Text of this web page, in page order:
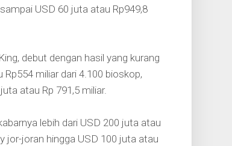
USD 60 juta atau Rp949,8
debut dengan hasil yang kurang
miliar dari 4.100 bioskop,
atau Rp 791,5 miliar.
lebih dari USD 200 juta atau
jor-joran hingga USD 100 juta atau